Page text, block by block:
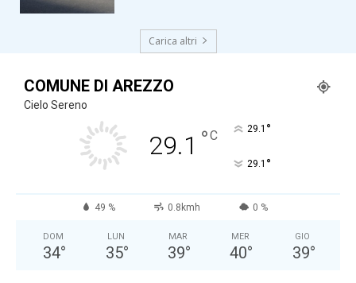
Carica altri
COMUNE DI AREZZO
Cielo Sereno
29.1 °C 29.1 °
29.1 °
49 % 0.8kmh 0 %
DOM
34°
LUN
35°
MAR
39°
MER
40°
GIO
39°